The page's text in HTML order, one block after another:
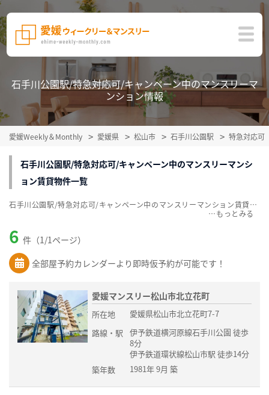
石手川公園駅/特急対応可/キャンペーン中のマンスリーマ
ンション情報
愛媛Weekly＆Monthly 愛媛県 松山市 石手川公園駅 特急対応可
石手川公園駅/特急対応可/キャンペーン中のマンスリーマンシ
ョン賃貸物件一覧
6 件（1/1ページ）
全部屋予約カレンダーより即時仮予約が可能です！
愛媛マンスリー松山市北立花町
所在地
愛媛県松山市北立花町7-7
路線・駅
伊予鉄道横河原線石手川公園 徒歩
8分
伊予鉄道環状線松山市駅 徒歩14分
築年数
1981年 9月 築
石手川公園駅/特急対応可/キャンペーン中のマンスリーマンション賃貸物件一覧を掲載中。敷金・礼金無料、家具・家電付をご紹介。こだわり条件での絞込みも簡単！
…